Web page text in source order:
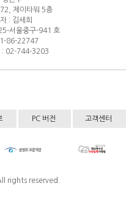
제이타워 5층
: 김세희
서울중구-941 호
86-22747
: 02-744-3203
PC 버전 고객센터
rights reserved.